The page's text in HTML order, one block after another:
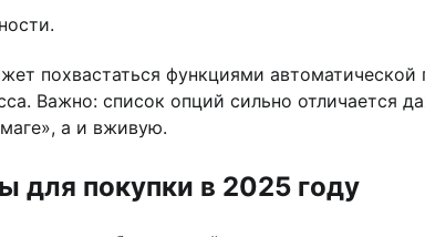
похвастаться функциями
Важно: список опций сильно отличается
а и вживую.
для покупки в 2025 году